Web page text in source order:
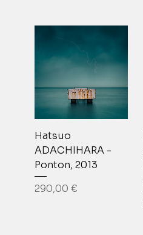
Hatsuo
ADACHIHARA -
Ponton, 2013
Prix
290,00 €